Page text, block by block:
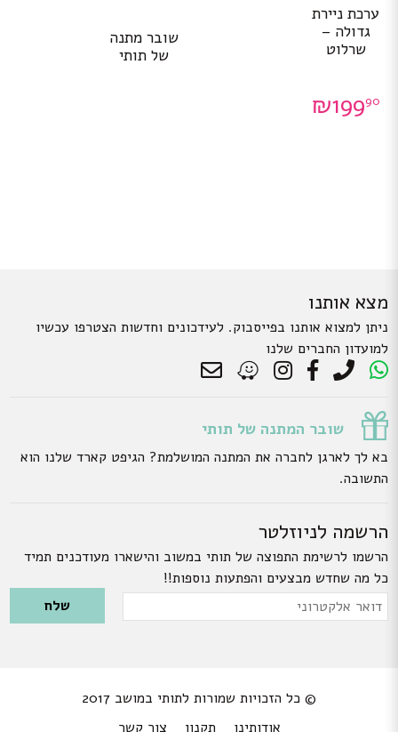
ערכת ניירת
גדולה –
שרלוט
₪19990
שובר מתנה
של תותי
מצא אותנו
ניתן למצוא אותנו בפייסבוק. לעידכונים וחדשות הצטרפו עכשיו
למועדון החברים שלנו
שובר המתנה של תותי
בא לך לארגן לחברה את המתנה המושלמת? הגיפט קארד שלנו הוא
התשובה.
הרשמה לניוזלטר
הרשמו לרשימת התפוצה של תותי במשוב והישארו מעודכנים תמיד
כל מה שחדש מבצעים והפתעות נוספות!!
Please leave this field empty.
דואר
© כל הזכויות שמורות לתותי במושב 2017
אודותינו
תקנון צור קשר